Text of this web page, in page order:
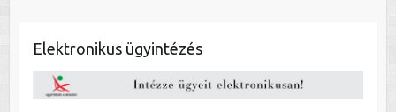
Elektronikus ügyintézés